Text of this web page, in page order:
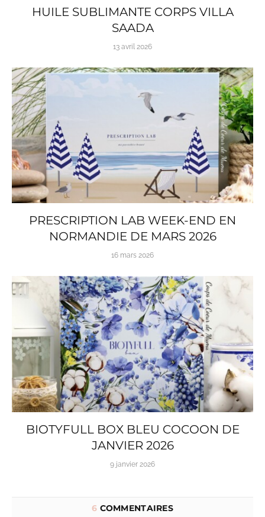
HUILE SUBLIMANTE CORPS VILLA
SAADA
13 avril 2026
PRESCRIPTION LAB WEEK-END EN
NORMANDIE DE MARS 2026
16 mars 2026
BIOTYFULL BOX BLEU COCOON DE
JANVIER 2026
9 janvier 2026
6 COMMENTAIRES